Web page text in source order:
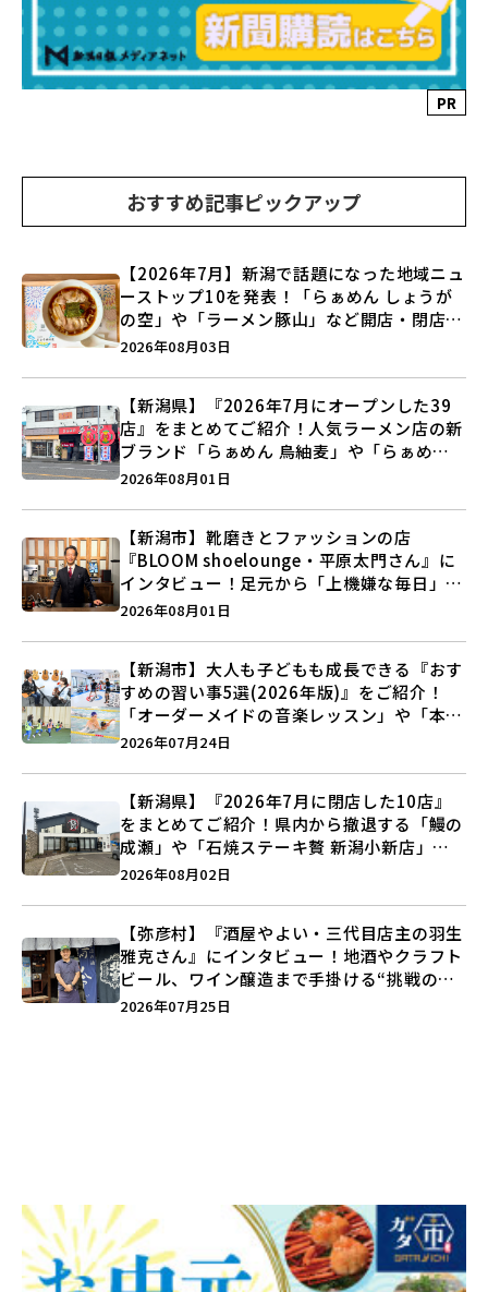
PR
おすすめ記事ピックアップ
【2026年7月】新潟で話題になった地域ニュ
ーストップ10を発表！「らぁめん しょうが
の空」や「ラーメン豚山」など開店・閉店の
注目記事をランキングでご紹介♪
2026年08月03日
【新潟県】『2026年7月にオープンした39
店』をまとめてご紹介！人気ラーメン店の新
ブランド「らぁめん 鳥紬麦」や「らぁめん
しょうがの空」など盛りだくさん♪
2026年08月01日
【新潟市】靴磨きとファッションの店
『BLOOM shoelounge・平原太門さん』に
インタビュー！足元から「上機嫌な毎日」を
つくる装いの提案とは？
2026年08月01日
【新潟市】大人も子どもも成長できる『おす
すめの習い事5選(2026年版)』をご紹介！
「オーダーメイドの音楽レッスン」や「本格
キックボクシング」で新しい自分を見つけよ
2026年07月24日
【新潟県】『2026年7月に閉店した10店』
をまとめてご紹介！県内から撤退する「鰻の
成瀬」や「石焼ステーキ贅 新潟小新店」が
営業に幕…。
2026年08月02日
【弥彦村】『酒屋やよい・三代目店主の羽生
雅克さん』にインタビュー！地酒やクラフト
ビール、ワイン醸造まで手掛ける“挑戦の歴
史”に迫る♪
2026年07月25日